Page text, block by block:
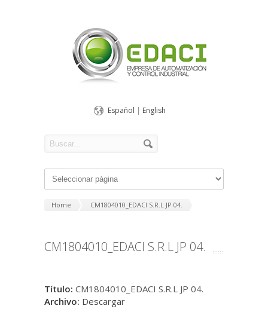
Español | English
Home CM1804010_EDACI S.R.L JP 04.
CM1804010_EDACI S.R.L JP 04.
Título: CM1804010_EDACI S.R.L JP 04.
Archivo: Descargar